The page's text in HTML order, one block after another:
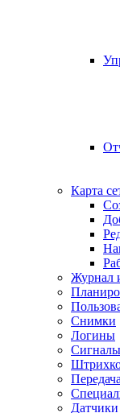
Карта
Журнал
Снимки
Логины
Сигналы
Датчики